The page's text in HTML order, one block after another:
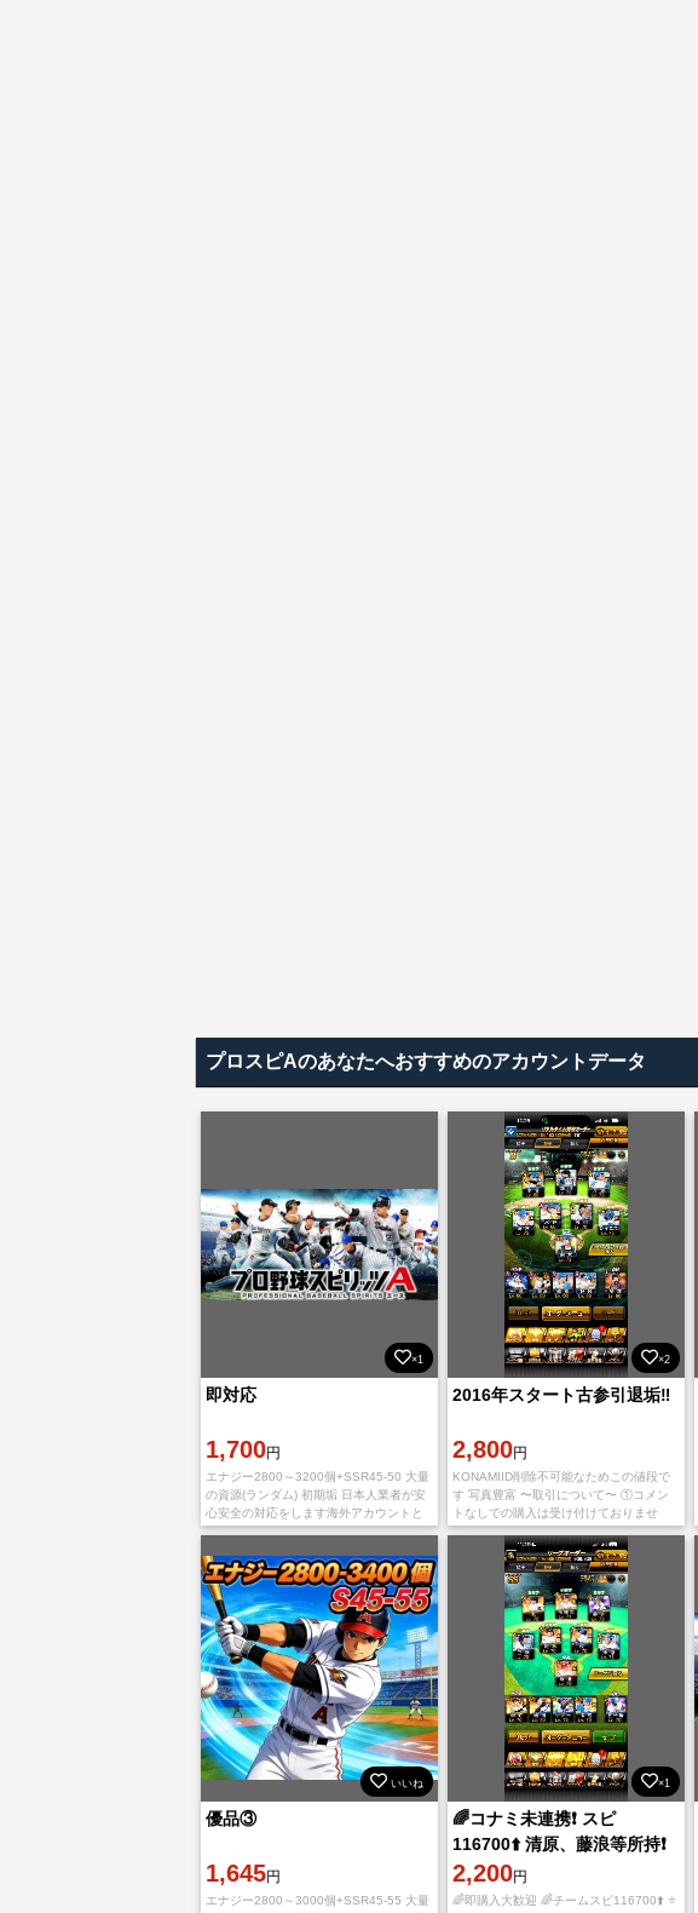
プロスピAのあなたへおすすめのアカウントデータ
×1
即対応
1,700円
エナジー2800～3200個+SSR45-50 大量
の資源(ランダム) 初期垢 日本人業者が安
心安全の対応をします海外アカウントと
違って 購入したアカウントのBANなどは
×2
2016年スタート古参引退垢‼️
2,800円
KONAMIID削除不可能なためこの値段で
す 写真豊富 〜取引について〜 ①コメン
トなしでの購入は受け付けておりませ
ん。即対応やトラブル防止のためです。
②非常識な発言をされる方との取引はご
いいね
優品③
1,645円
エナジー2800～3000個+SSR45-55 大量
×1
🌈コナミ未連携❗️ スピ
116700⬆️ 清原、藤浪等所持❗️
2,200円
🌈即購入大歓迎 🌈チームスピ116700⬆️ ⭐️